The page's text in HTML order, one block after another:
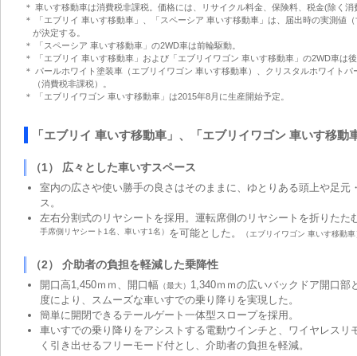
＊ 車いす移動車は消費税非課税。価格には、リサイクル料金、保険料、税金(除く
＊ 「エブリイ 車いす移動車」、「スペーシア 車いす移動車」は、届出時の実測値
が決定する。
＊ 「スペーシア 車いす移動車」の2WD車は前輪駆動。
＊ 「エブリイ 車いす移動車」および「エブリイワゴン 車いす移動車」の2WD車は
＊ パールホワイト塗装車（エブリイワゴン 車いす移動車）、クリスタルホワイト
（消費税非課税）。
＊ 「エブリイワゴン 車いす移動車」は2015年8月に生産開始予定。
「エブリイ 車いす移動車」、「エブリイワゴン 車いす移動
（1） 広々とした車いすスペース
室内の広さや使い勝手の良さはそのままに、ゆとりある頭上や足
ス。
左右分割式のリヤシートを採用。運転席側のリヤシートを折りたた
手席側リヤシート1名、車いす1名） を可能とした。 （エブリイワゴン 車いす移動車
（2） 介助者の負担を軽減した乗降性
開口高1,450ｍｍ、開口幅 （最大） 1,340ｍｍの広いバックドア開口部
度により、スムーズな車いすでの乗り降りを実現した。
簡単に開閉できるテールゲート一体型スロープを採用。
車いすでの乗り降りをアシストする電動ウインチと、ワイヤレス
く引き出せるフリーモード付とし、介助者の負担を軽減。